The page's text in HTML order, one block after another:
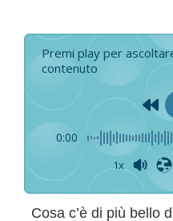
Premi play per ascoltare questo
contenuto
0:00
1x
Cosa c’è di più bello